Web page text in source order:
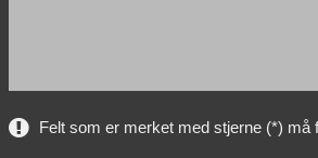
Felt som er merket med stjerne (*) må